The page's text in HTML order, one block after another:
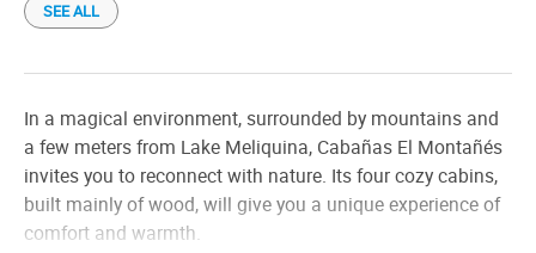
Individual grill
Library
Recreation
Refrigerator
Rent per day
Shuttles not free
Tableware
SEE ALL
In a magical environment, surrounded by mountains and
a few meters from Lake Meliquina, Cabañas El Montañés
invites you to reconnect with nature. Its four cozy cabins,
built mainly of wood, will give you a unique experience of
comfort and warmth.